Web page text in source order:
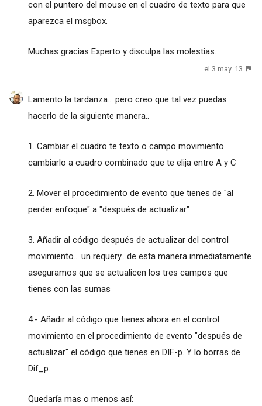
con el puntero del mouse en el cuadro de texto para que
aparezca el msgbox.
Muchas gracias Experto y disculpa las molestias.
el 3 may. 13
Lamento la tardanza... pero creo que tal vez puedas
hacerlo de la siguiente manera..
1. Cambiar el cuadro te texto o campo movimiento
cambiarlo a cuadro combinado que te elija entre A y C
2. Mover el procedimiento de evento que tienes de "al
perder enfoque" a "después de actualizar"
3. Añadir al código después de actualizar del control
movimiento... un requery.. de esta manera inmediatamente
aseguramos que se actualicen los tres campos que
tienes con las sumas
4.- Añadir al código que tienes ahora en el control
movimiento en el procedimiento de evento "después de
actualizar" el código que tienes en DIF-p. Y lo borras de
Dif_p.
Quedaría mas o menos así: